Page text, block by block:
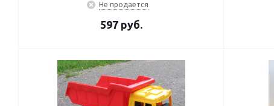
Не продается
597 руб.